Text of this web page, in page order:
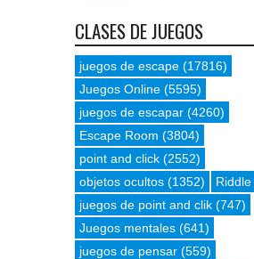
CLASES DE JUEGOS
juegos de escape (17816)
Juegos Online (5595)
juegos de escapar (4260)
Escape Room (3804)
point and click (2552)
objetos ocultos (1352) Riddle
juegos de point and clik (747)
Juegos mentales (641)
juegos de pensar (559)